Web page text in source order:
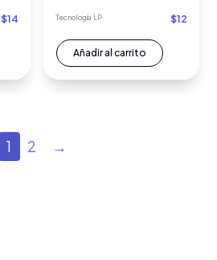
$14 Tecnología LP $12
Añadir al carrito
1 2 →